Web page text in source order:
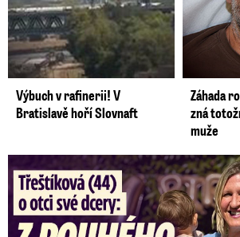
Výbuch v rafinerii! V
Bratislavě hoří Slovnaft
Záhada
zná
muže
Třeštíková (44) o otci dcery: Z dárce